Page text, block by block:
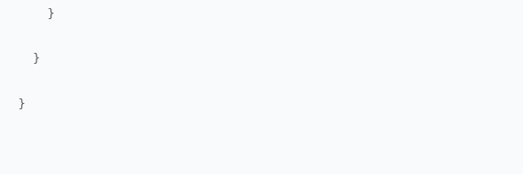
    }
  }
}